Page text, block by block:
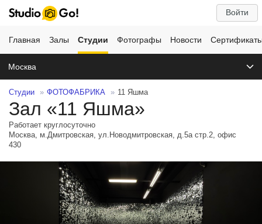
Войти
Главная Залы Студии Фотографы Новости
Москва
Студии ФОТОФАБРИКА 11 Яшма
Зал «11 Яшма»
Работает круглосуточно
Москва, м.Дмитровская, ул.Новодмитровская, д.5а стр.2, офис
430